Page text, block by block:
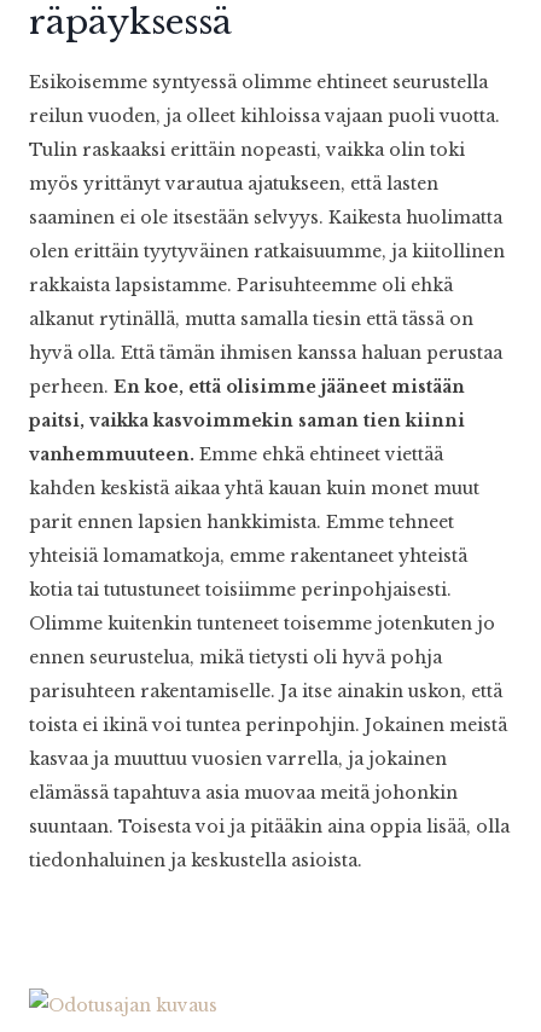
räpäyksessä
Esikoisemme syntyessä olimme ehtineet seurustella
reilun vuoden, ja olleet kihloissa vajaan puoli vuotta.
Tulin raskaaksi erittäin nopeasti, vaikka olin toki
myös yrittänyt varautua ajatukseen, että lasten
saaminen ei ole itsestään selvyys. Kaikesta huolimatta
olen erittäin tyytyväinen ratkaisuumme, ja kiitollinen
rakkaista lapsistamme. Parisuhteemme oli ehkä
alkanut rytinällä, mutta samalla tiesin että tässä on
hyvä olla. Että tämän ihmisen kanssa haluan perustaa
perheen. En koe, että olisimme jääneet mistään
paitsi, vaikka kasvoimmekin saman tien kiinni
vanhemmuuteen. Emme ehkä ehtineet viettää
kahden keskistä aikaa yhtä kauan kuin monet muut
parit ennen lapsien hankkimista. Emme tehneet
yhteisiä lomamatkoja, emme rakentaneet yhteistä
kotia tai tutustuneet toisiimme perinpohjaisesti.
Olimme kuitenkin tunteneet toisemme jotenkuten jo
ennen seurustelua, mikä tietysti oli hyvä pohja
parisuhteen rakentamiselle. Ja itse ainakin uskon, että
toista ei ikinä voi tuntea perinpohjin. Jokainen meistä
kasvaa ja muuttuu vuosien varrella, ja jokainen
elämässä tapahtuva asia muovaa meitä johonkin
suuntaan. Toisesta voi ja pitääkin aina oppia lisää, olla
tiedonhaluinen ja keskustella asioista.